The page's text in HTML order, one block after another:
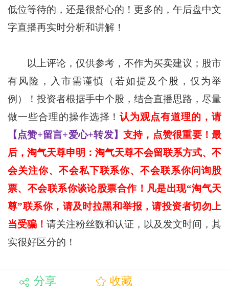
低位等待的，还是很舒心的！更多的，午后盘中文
字直播再实时分析和讲解！
以上评论，仅供参考，不作为买卖建议；股市
有风险，入市需谨慎（若如提及个股，仅为举
例）！投资者根据手中个股，结合直播思路，尽量
做一些合理的操作选择！认为观点有道理的，请
【点赞+留言+爱心+转发】 支持，点赞很重要！最
后，淘气天尊申明：淘气天尊不会留联系方式、不
会关注你、不会私下联系你、不会联系你问询股
票、不会联系你谈论股票合作！凡是出现“淘气天
尊”联系你，请及时拉黑和举报，请投资者切勿上
当受骗！ 请关注粉丝数和认证，以及发文时间，其
实很好区分的！
分享 收藏